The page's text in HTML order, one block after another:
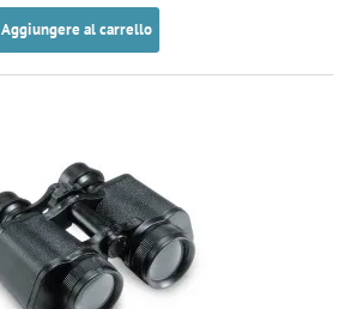
Aggiungere al carrello